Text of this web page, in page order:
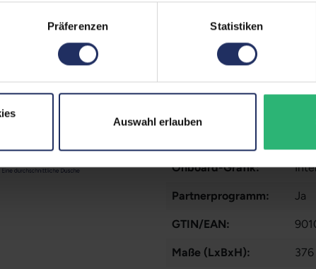
Präferenzen Statistiken
Auswahl erlauben
Tastaturbeleuchtung:
Betriebssystem:
1x
Onboard-Grafik:
Partnerprogramm: Ja
GTIN/EAN:
Maße (LxBxH):